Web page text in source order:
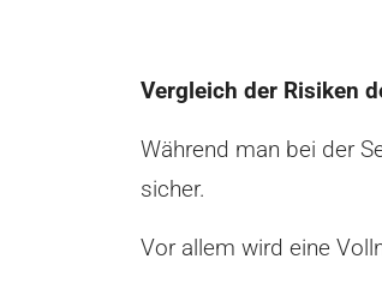
Vergleich der Risiken
Während man bei der
sicher.
Vor allem wird eine